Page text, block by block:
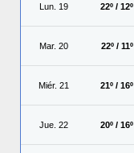
Lun. 19 22º / 12º
Mar. 20 22º / 11º
Miér. 21 21º / 16º
Jue. 22 20º / 16º